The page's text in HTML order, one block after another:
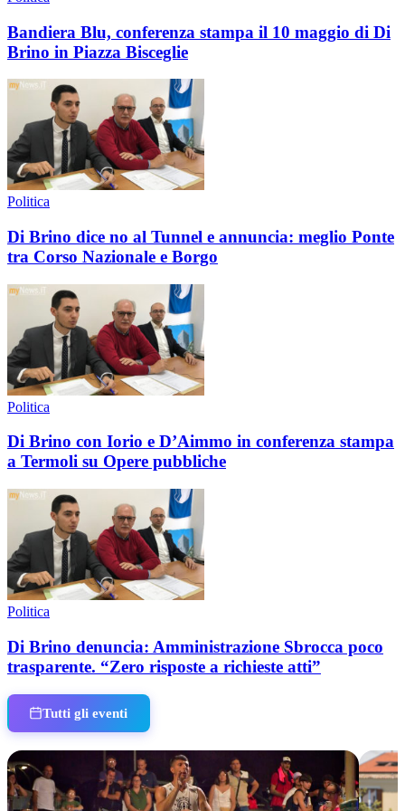
Bandiera Blu, conferenza stampa il 10 maggio di Di
Brino in Piazza Bisceglie
Politica
Di Brino dice no al Tunnel e annuncia: meglio Ponte
tra Corso Nazionale e Borgo
Politica
Di Brino con Iorio e D’Aimmo in conferenza stampa
a Termoli su Opere pubbliche
Politica
Di Brino denuncia: Amministrazione Sbrocca poco
trasparente. “Zero risposte a richieste atti”
Tutti gli eventi